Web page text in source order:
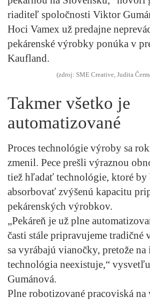
riaditeľ spoločnosti Viktor
Hoci Vamex už predajne
pekárenské výrobky ponúka v
Kaufland.
(zdroj: SME Creative, Judita
Takmer všetko je
automatizované
Proces technológie výroby sa
zmenil. Pece prešli výraznou
tiež hľadať technológie, ktoré by
absorbovať zvýšenú kapacitu
pekárenských výrobkov.
„Pekáreň je už plne
časti stále pripravujeme tradičné
sa vyrábajú vianočky, pretože
technológia neexistuje,“
Gumánová.
Plne robotizované pracoviská na